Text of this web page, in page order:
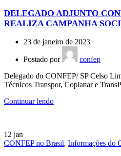
DELEGADO ADJUNTO
REALIZA CAMPANHA
23 de janeiro de 2023
Postado por
confep
Delegado do CONFEP/ SP Celso
Técnicos Transpor, Coplanar e
Continuar lendo
12 jan
CONFEP no Brasil, Informações do